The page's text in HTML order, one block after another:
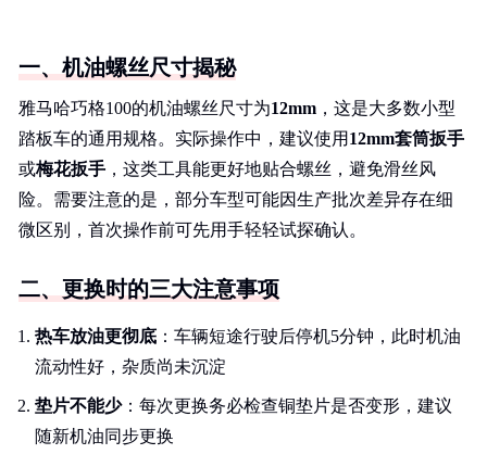
一、机油螺丝尺寸揭秘
雅马哈巧格100的机油螺丝尺寸为12mm ，这是大多数小型
踏板车的通用规格。实际操作中，建议使用 12mm套筒扳手
或梅花扳手 ，这类工具能更好地贴合螺丝，避免滑丝风
险。需要注意的是，部分车型可能因生产批次差异存在细
微区别，首次操作前可先用手轻轻试探确认。
二、更换时的三大注意事项
热车放油更彻底 ：车辆短途行驶后停机5分钟，此时机油
流动性好，杂质尚未沉淀
垫片不能少：每次更换务必检查铜垫片是否变形，建议
随新机油同步更换